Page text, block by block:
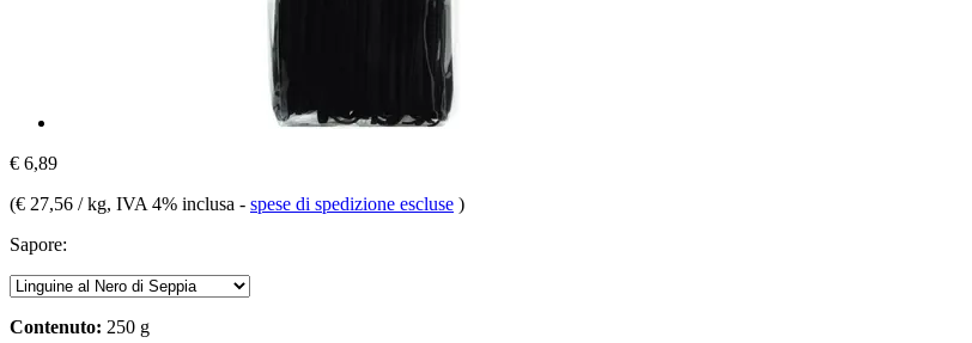
€ 6,89
(€ 27,56 / kg, IVA 4% inclusa - spese di spedizione escluse )
Sapore:
Contenuto: 250 g